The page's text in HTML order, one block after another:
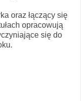
oraz łączący się
opracowują
się do